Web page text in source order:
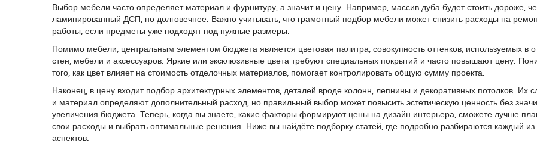
Выбор мебели часто определяет материал и фурнитуру, а значит и цену. Например, массив дуба будет стоить дороже,
ламинированный ДСП, но долговечнее. Важно учитывать, что грамотный подбор мебели может снизить расходы на
работы, если предметы уже подходят под нужные размеры.
Помимо мебели, центральным элементом бюджета является цветовая палитра, совокупность оттенков, используемых в
стен, мебели и аксессуаров. Яркие или эксклюзивные цвета требуют специальных покрытий и часто повышают цену.
того, как цвет влияет на стоимость отделочных материалов, помогает контролировать общую сумму проекта.
Наконец, в цену входит подбор архитектурных элементов, деталей вроде колонн, лепнины и декоративных потолков. Их
и материал определяют дополнительный расход, но правильный выбор может повысить эстетическую ценность без
увеличения бюджета. Теперь, когда вы знаете, какие факторы формируют цены на дизайн интерьера, сможете лучше
свои расходы и выбрать оптимальные решения. Ниже вы найдёте подборку статей, где подробно разбираются каждый из
аспектов.